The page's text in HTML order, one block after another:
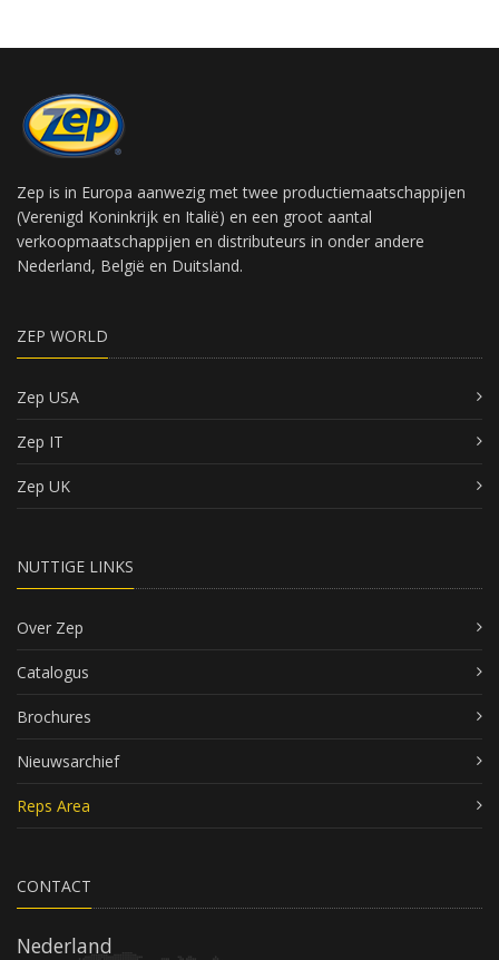
Zep is in Europa aanwezig met twee productiemaatschappijen
(Verenigd Koninkrijk en Italië) en een groot aantal
verkoopmaatschappijen en distributeurs in onder andere
Nederland, België en Duitsland.
ZEP WORLD
Zep USA
Zep IT
Zep UK
NUTTIGE LINKS
Over Zep
Catalogus
Brochures
Nieuwsarchief
Reps Area
CONTACT
Nederland